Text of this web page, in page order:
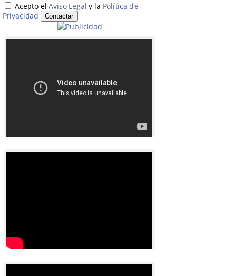
Acepto el Aviso Legal y la Política de
Privacidad